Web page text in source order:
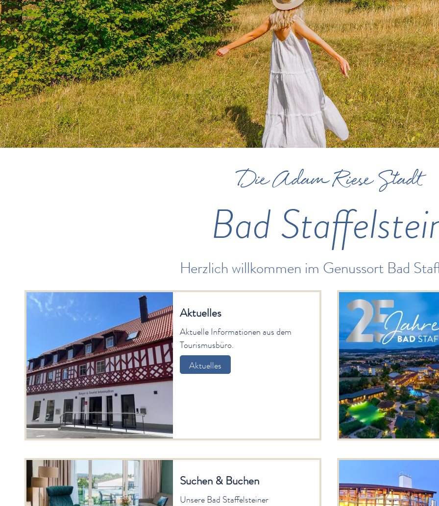
Die Adam Riese Stadt
Bad
Herzlich willkommen im Genussort Bad
Aktuelles
Aktuelle Informationen aus dem
Tourismusbüro.
Aktuelles
Suchen & Buchen
Unsere Bad Staffelsteiner